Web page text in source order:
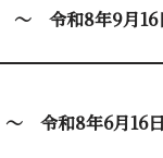
～ 令和8年9月16
令和8年6月16